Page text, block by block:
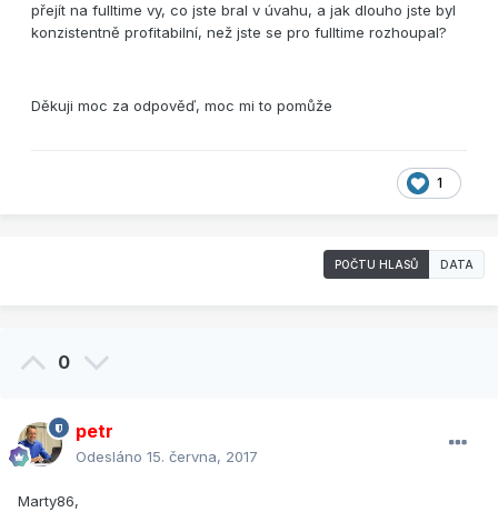
přejít na fulltime vy, co jste bral v úvahu, a jak dlouho jste byl
konzistentně profitabilní, než jste se pro fulltime rozhoupal?
Děkuji moc za odpověď, moc mi to pomůže
1
POČTU HLASŮ DATA
0
petr
Odesláno 15. června, 2017
Marty86,